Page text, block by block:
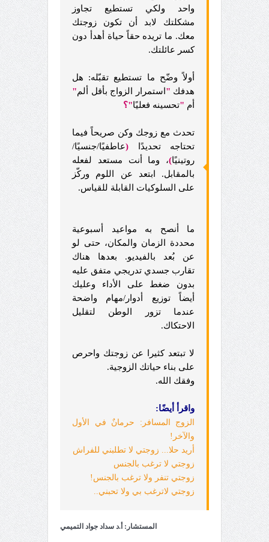
واحد ولكي تستطيع تجاوز
مشكلتك لابد أن تكون زوجتك
معك. ما تريده حقاً حياة أهدأ دون
كسر عائلتك.
أولاً وضّح ما تستطيع تقبّله: هل
هدفك " استمرار الزواج بأقل ألم"
أم "تحسينه فعليًا"؟
تحدث مع زوجك وكن صريحاً فيما
تحتاجه تحديدًا (عاطفيًا/جنسيًا/
روتينيًا)، وما أنت مستعد لفعله
بالمقابل. ابتعد عن اللوم وركّز
على السلوكيات القابلة للقياس.
ما أنصح به مواعيد أسبوعية
محددة الزمان والمكان، حتى لو
عن بُعد بالفيديو. بعدها هناك
تقارب جسدي تدريجي متفق عليه
بدون ضغط على الأداء وعليك
أيضاً توزيع أدوار/مهام واضحة
عندما تزور الوطن لتقليل
الاحتكاك.
لا تبتعد كثيرا عن زوجتك واحرص
على بناء حياتك الزوجية.
وفقك الله.
واقرأ أيضًا:
الزوج المسافر: حرمانٌ في الأول
والآخر!
أريد حلا... زوجتي لا تطلبني للفراش
زوجتي لا ترغب بالجنس
زوجتي تنفر ولا ترغب بالجنس!
زوجتي لاترغب بي ولا تحبني..
المستشار: أ.د سداد جواد التميمي